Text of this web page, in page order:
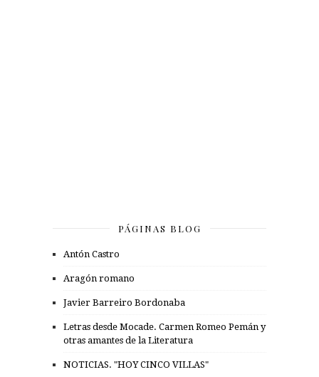
PÁGINAS BLOG
Antón Castro
Aragón romano
Javier Barreiro Bordonaba
Letras desde Mocade. Carmen Romeo Pemán y
otras amantes de la Literatura
NOTICIAS. "HOY CINCO VILLAS"